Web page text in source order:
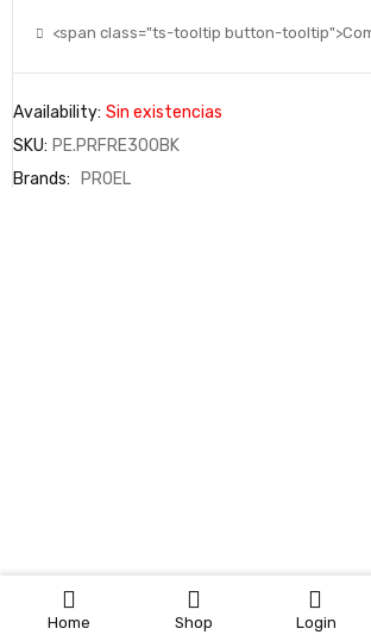
Home Shop Login
<span class="ts-tooltip button-
Availability: Sin existencias
SKU: PE.PRFRE300BK
Brands:
PROEL